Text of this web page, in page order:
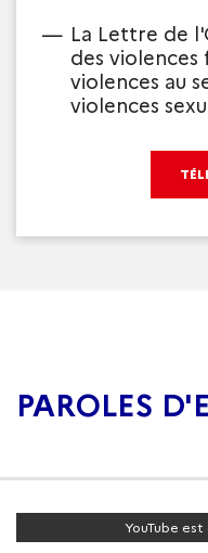
La Lettre de
des violences
violences au
violences
PAROLES
YouTube est